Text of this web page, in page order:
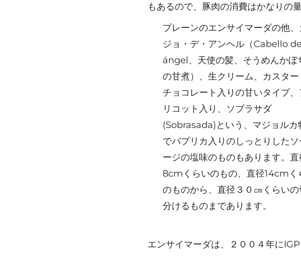
もあるので、豚肉の消費はかなりの
プレーンのエンサイマーダの他
ジョ・デ・アンヘル（Cabello de
ángel、天使の髪、そうめんかぼ
の甘煮）、生クリーム、カスター
チョコレート入りの甘いタイプ
リコット入り、ソブラサダ
(Sobrasada)という、マジョルカ
でパプリカ入りのしっとりしたソ
ージの塩味のものもあります。直
8cmくらいのもの、直径14cmく
のものから、直径３０㎝くらいの
分けるものまであります。
エンサイマーダは、２００４年に